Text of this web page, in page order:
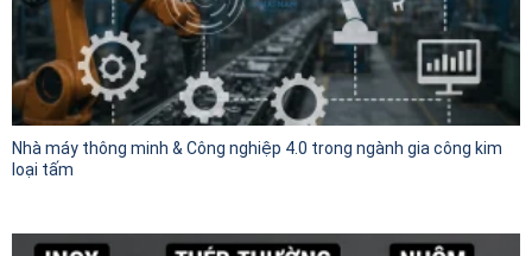
Nhà máy thông minh & Công nghiệp 4.0 trong ngành gia công kim
loại tấm